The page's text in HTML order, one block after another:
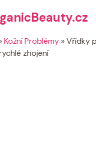
Kožní Problémy »Vřídky
zhojení